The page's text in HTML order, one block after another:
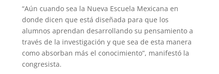
“Aún cuando sea la Nueva Escuela Mexicana en
donde dicen que está diseñada para que los
alumnos aprendan desarrollando su pensamiento a
través de la investigación y que sea de esta manera
como absorban más el conocimiento”, manifestó la
congresista.